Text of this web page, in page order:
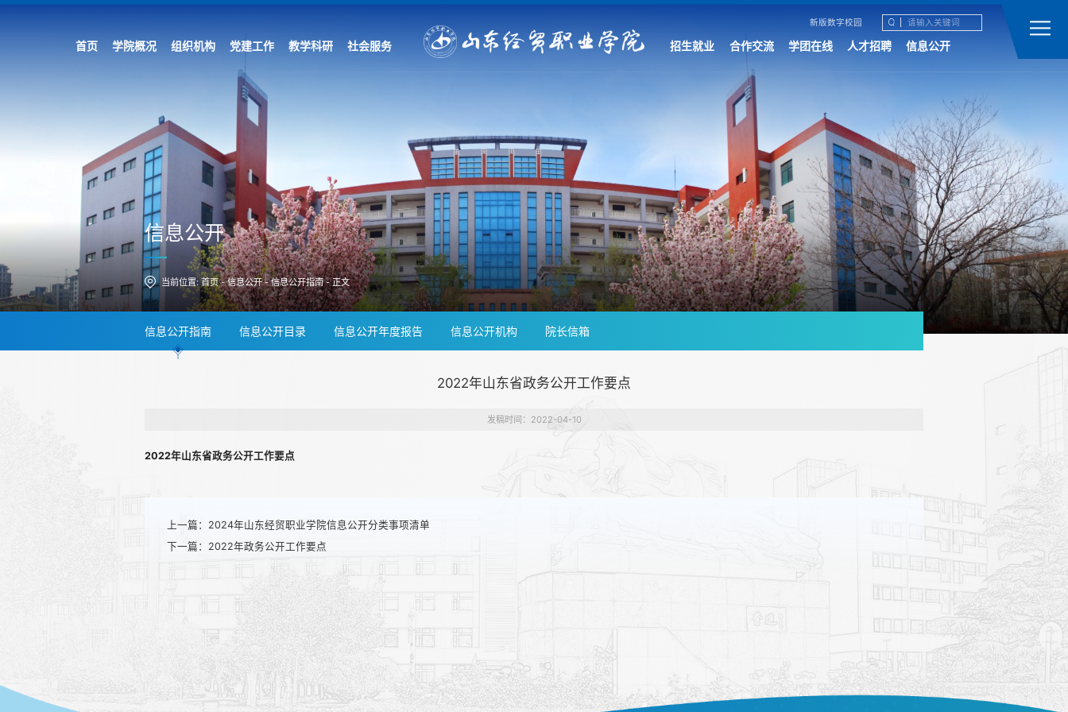
新版数字校园
首页 学院概况 组织机构 党建工作 教学科研 社会服务 招生就业 合作交流 学团在线 人才招聘 信息公开
信息公开
当前位置:首页-信息公开-信息公开指南-正文
信息公开指南 信息公开目录 信息公开年度报告 信息公开机构 院长信箱
2022年山东省政务公开工作要点
发稿时间：2022-04-10
2022年山东省政务公开工作要点
上一篇： 2024年山东经贸职业学院信息公开分类事项清单
下一篇： 2022年政务公开工作要点